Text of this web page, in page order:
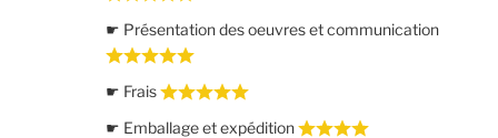
☛ Présentation des oeuvres et communication
☛ Frais
☛ Emballage et expédition